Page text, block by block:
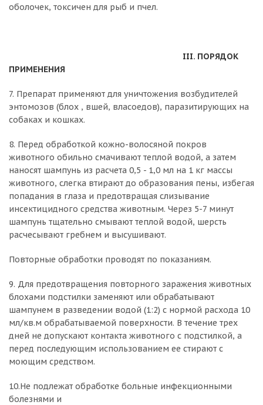
оболочек, токсичен для рыб и пчел.
III. ПОРЯДОК
ПРИМЕНЕНИЯ
7. Препарат применяют для уничтожения возбудителей
энтомозов (блох , вшей, власоедов), паразитирующих на
собаках и кошках.
8. Перед обработкой кожно-волосяной покров
животного обильно смачивают теплой водой, а затем
наносят шампунь из расчета 0,5 - 1,0 мл на 1 кг массы
животного, слегка втирают до образования пены, избегая
попадания в глаза и предотвращая слизывание
инсектицидного средства животным. Через 5-7 минут
шампунь тщательно смывают теплой водой, шерсть
расчесывают гребнем и высушивают.
Повторные обработки проводят по показаниям.
9. Для предотвращения повторного заражения животных
блохами подстилки заменяют или обрабатывают
шампунем в разведении водой (1:2) с нормой расхода 10
мл/кв.м обрабатываемой поверхности. В течение трех
дней не допускают контакта животного с подстилкой, а
перед последующим использованием ее стирают с
моющим средством.
10.Не подлежат обработке больные инфекционными
болезнями и